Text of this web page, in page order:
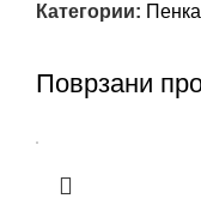
Категории:
Поврзани